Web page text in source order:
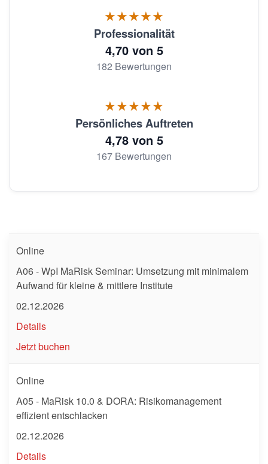
★★★★★
Professionalität
4,70 von 5
182 Bewertungen
★★★★★
Persönliches Auftreten
4,78 von 5
167 Bewertungen
Online
A06 - WpI MaRisk Seminar: Umsetzung mit minimalem
Aufwand für kleine & mittlere Institute
02.12.2026
Details
Jetzt buchen
Online
A05 - MaRisk 10.0 & DORA: Risikomanagement
effizient entschlacken
02.12.2026
Details